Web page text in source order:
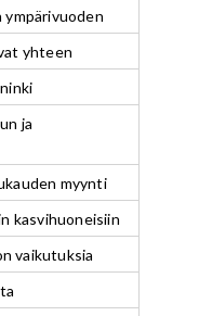
ympärivuoden
yhteen
ja
myynti
kasvihuoneisiin
vaikutuksia